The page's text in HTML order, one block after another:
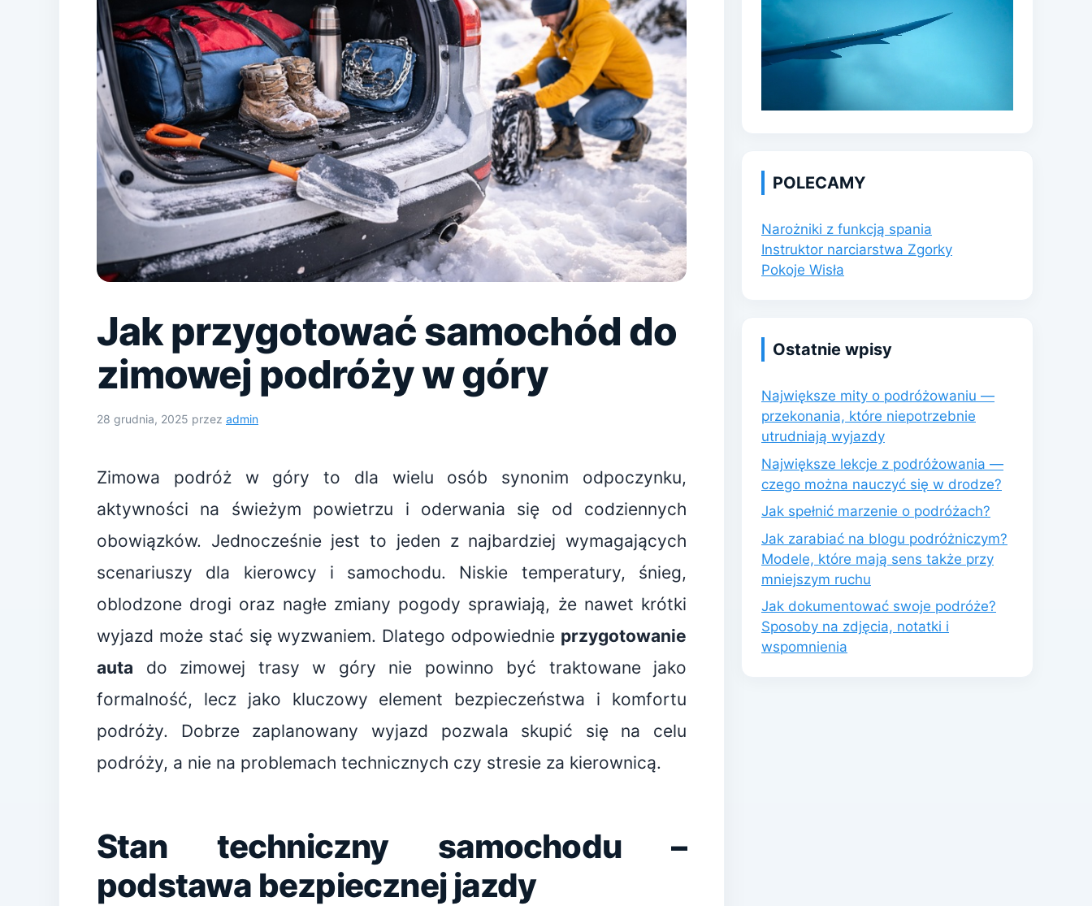
Jak przygotować samochód do
zimowej podróży w góry
28 grudnia, 2025 przez admin
Zimowa podróż w góry to dla wielu osób synonim odpoczynku,
aktywności na świeżym powietrzu i oderwania się od codziennych
obowiązków. Jednocześnie jest to jeden z najbardziej wymagających
scenariuszy dla kierowcy i samochodu. Niskie temperatury, śnieg,
oblodzone drogi oraz nagłe zmiany pogody sprawiają, że nawet krótki
wyjazd może stać się wyzwaniem. Dlatego odpowiednie przygotowanie
auta do zimowej trasy w góry nie powinno być traktowane jako
formalność, lecz jako kluczowy element bezpieczeństwa i komfortu
podróży. Dobrze zaplanowany wyjazd pozwala skupić się na celu
podróży, a nie na problemach technicznych czy stresie za kierownicą.
Stan techniczny samochodu –
podstawa bezpiecznej jazdy
POLECAMY
Narożniki z funkcją spania
Instruktor narciarstwa Zgorky
Pokoje Wisła
Ostatnie wpisy
Największe mity o podróżowaniu —
przekonania, które niepotrzebnie
utrudniają wyjazdy
Największe lekcje z podróżowania —
czego można nauczyć się w drodze?
Jak spełnić marzenie o podróżach?
Jak zarabiać na blogu podróżniczym?
Modele, które mają sens także przy
mniejszym ruchu
Jak dokumentować swoje podróże?
Sposoby na zdjęcia, notatki i
wspomnienia